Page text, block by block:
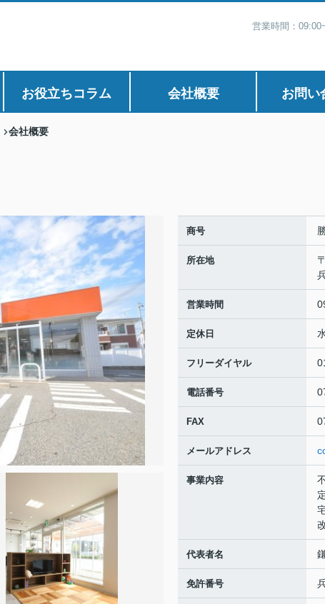
営業時間：
お役立ちコラム 会社概要 お問い
会社概要
商号
所在地
営業時間
定休日
フリーダイヤル
電話番号
FAX
メールアドレス
事業内容
代表者名
免許番号